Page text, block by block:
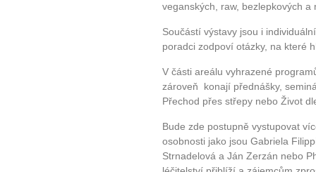
veganských, raw, bezlepkových
Součástí výstavy jsou i
poradci zodpoví otázky, na které
V části areálu vyhrazené
zároveň konají přednášky,
Přechod přes střepy nebo Život
Bude zde postupně vystupovat
osobnosti jako jsou Gabriela
Strnadelová a Ján Zerzán nebo